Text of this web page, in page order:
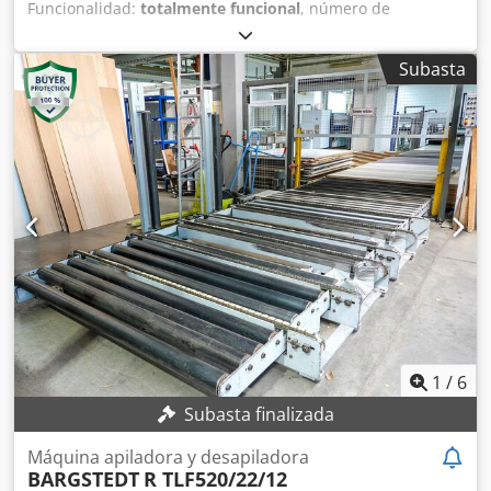
Funcionalidad: totalmente funcional, número de
0-286-09-4837
características disponible, El almacén automático está
completamente operativo; es posible visitar la sucursal y
evaluar su funcionamiento previa cita. Cjdpsxrlbzofx Ac
Dsha
Subasta
1 / 6
Subasta finalizada
Máquina apiladora y desapiladora
BARGSTEDT R TLF520/22/12